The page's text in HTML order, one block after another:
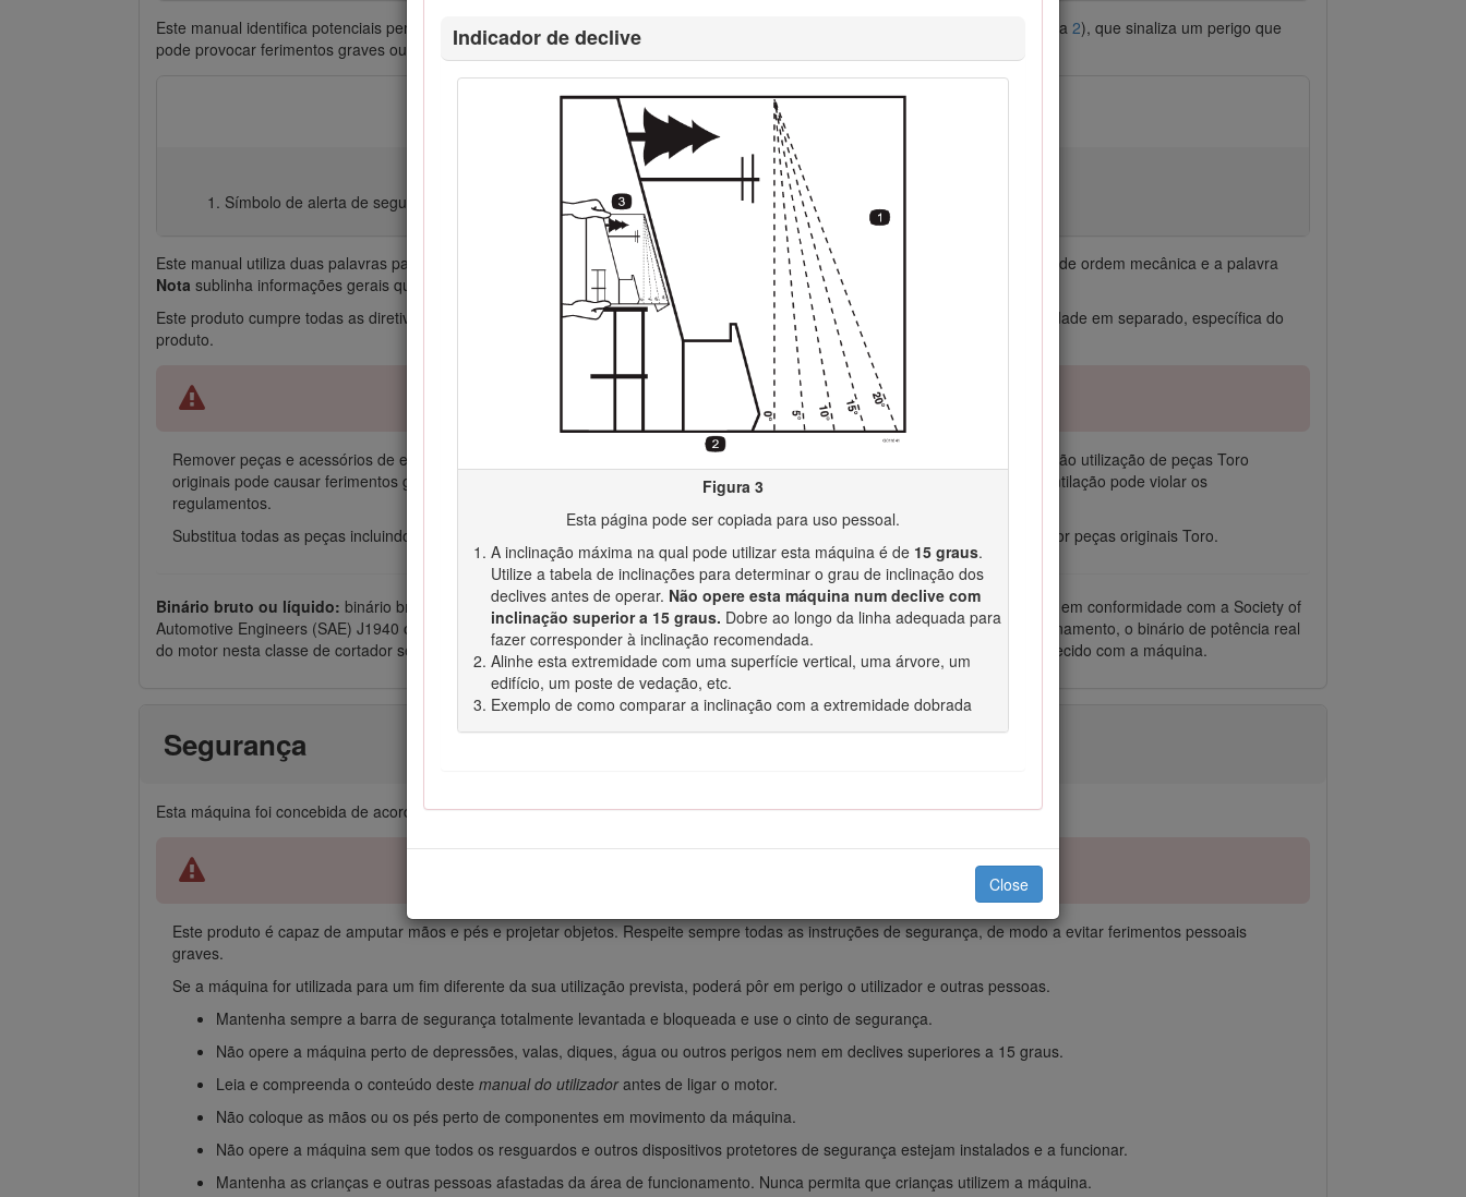
Indicador de declive
Figura 3
Esta página pode ser copiada para uso pessoal.
A inclinação máxima na qual pode utilizar esta máquina é de 15 graus.
Utilize a tabela de inclinações para determinar o grau de inclinação dos
declives antes de operar. Não opere esta máquina num declive com
inclinação superior a 15 graus. Dobre ao longo da linha adequada para
fazer corresponder à inclinação recomendada.
Alinhe esta extremidade com uma superfície vertical, uma árvore, um
edifício, um poste de vedação, etc.
Exemplo de como comparar a inclinação com a extremidade dobrada
Close
Este manual identifica potenciais perigos e tem mensagens de segurança identificadas pelo símbolo de alerta de segurança (Figura 2), que sinaliza um perigo que
pode provocar ferimentos graves ou mesmo a morte, se não respeitar as precauções recomendadas.
Símbolo de alerta de segurança
Este manual utiliza duas palavras para destacar informações. A palavraImportante
chama a atenção para informações especiais de ordem mecânica e a palavra
Nota sublinha informações gerais que requerem especial atenção.
Este produto cumpre todas as diretivas europeias relevantes. Para mais informações, consulte a folha de Declaração de conformidade em separado, específica do
produto.
Aviso
Remover peças e acessórios de equipamento original standard pode alterar a garantia, a tração e a segurança da máquina. A não utilização de peças Toro
originais pode causar ferimentos graves ou morte. Realizar alterações não autorizadas ao motor, sistema de combustível ou ventilação pode violar os
regulamentos.
Substitua todas as peças incluindo, mas não se limitando a, pneus, cintos, lâminas e componentes do sistema de combustível por peças originais Toro.
Binário bruto ou líquido: binário bruto ou líquido em cavalos deste motor foi classificada em laboratório pelo fabricante do motor em conformidade com a Society of
Automotive Engineers (SAE) J1940 ou J2723. Com a configuração para obedecer aos requisitos de segurança, emissões e funcionamento, o binário de potência real
do motor nesta classe de cortador será substancialmente inferior. Consulte as informações no Manual do fabricante do motor fornecido com a máquina.
Segurança
Esta máquina foi concebida de acordo com a norma EN ISO 5395:2013.
Este produto é capaz de amputar mãos e pés e projetar objetos. Respeite sempre todas as instruções de segurança, de modo a evitar ferimentos pessoais
graves.
Se a máquina for utilizada para um fim diferente da sua utilização prevista, poderá pôr em perigo o utilizador e outras pessoas.
Mantenha sempre a barra de segurança totalmente levantada e bloqueada e use o cinto de segurança.
Não opere a máquina perto de depressões, valas, diques, água ou outros perigos nem em declives superiores a 15 graus.
Leia e compreenda o conteúdo deste manual do utilizadorantes de ligar o motor.
Não coloque as mãos ou os pés perto de componentes em movimento da máquina.
Não opere a máquina sem que todos os resguardos e outros dispositivos protetores de segurança estejam instalados e a funcionar.
Mantenha as crianças e outras pessoas afastadas da área de funcionamento. Nunca permita que crianças utilizem a máquina.